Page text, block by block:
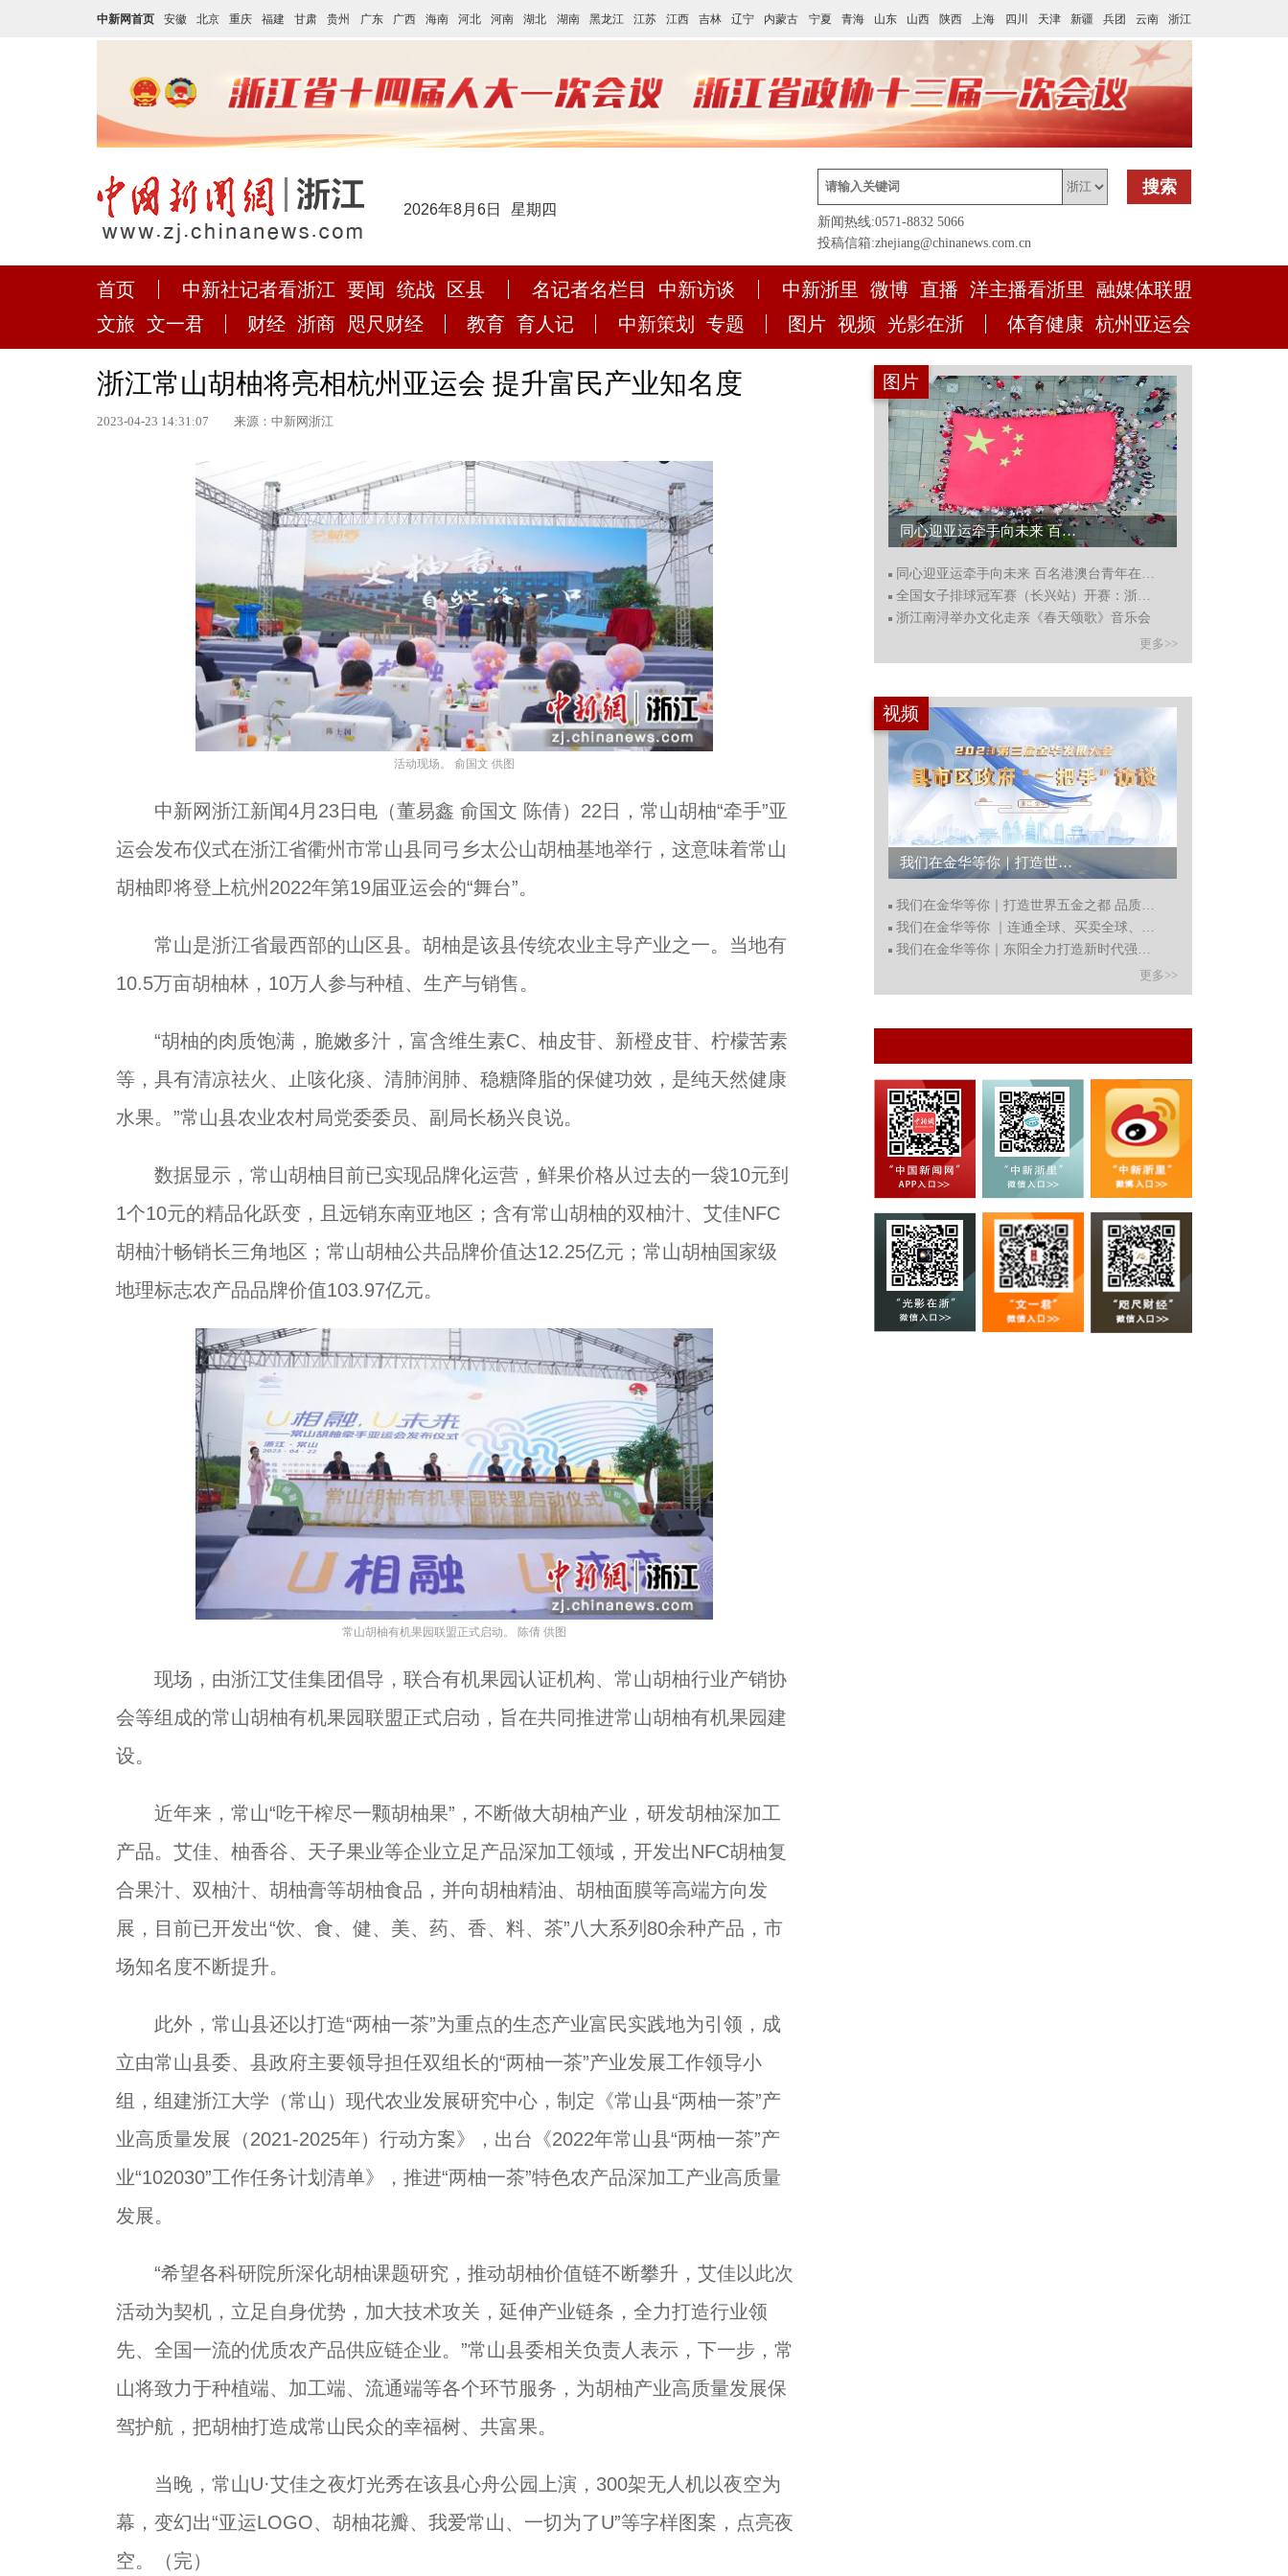
中新网首页 安徽 北京 重庆 福建 甘肃 贵州 广东 广西 海南 河北 河南 湖北 湖南 黑龙江 江苏 江西 吉林 辽宁 内蒙古 宁夏 青海 山东 山西 陕西 上海 四川 天津 新疆 兵团 云南 浙江
2026年8月6日 星期四
搜索
新闻热线:0571-8832 5066
投稿信箱:zhejiang@chinanews.com.cn
首页 中新社记者看浙江 要闻 统战 区县 名记者名栏目 中新访谈 中新浙里 微博 直播 洋主播看浙里
融媒体联盟
文旅 文一君 财经 浙商 咫尺财经 教育 育人记 中新策划 专题 图片 视频 光影在浙 体育健康 杭州亚运会
浙江常山胡柚将亮相杭州亚运会 提升富民产业知名度
2023-04-23 14:31:07 来源：中新网浙江
活动现场。 俞国文 供图
中新网浙江新闻4月23日电（董易鑫 俞国文 陈倩）22日，常山胡柚“牵手”亚
运会发布仪式在浙江省衢州市常山县同弓乡太公山胡柚基地举行，这意味着常山
胡柚即将登上杭州2022年第19届亚运会的“舞台”。
常山是浙江省最西部的山区县。胡柚是该县传统农业主导产业之一。当地有
10.5万亩胡柚林，10万人参与种植、生产与销售。
“胡柚的肉质饱满，脆嫩多汁，富含维生素C、柚皮苷、新橙皮苷、柠檬苦素
等，具有清凉祛火、止咳化痰、清肺润肺、稳糖降脂的保健功效，是纯天然健康
水果。”常山县农业农村局党委委员、副局长杨兴良说。
数据显示，常山胡柚目前已实现品牌化运营，鲜果价格从过去的一袋10元到
1个10元的精品化跃变，且远销东南亚地区；含有常山胡柚的双柚汁、艾佳NFC
胡柚汁畅销长三角地区；常山胡柚公共品牌价值达12.25亿元；常山胡柚国家级
地理标志农产品品牌价值103.97亿元。
常山胡柚有机果园联盟正式启动。 陈倩 供图
现场，由浙江艾佳集团倡导，联合有机果园认证机构、常山胡柚行业产销协
会等组成的常山胡柚有机果园联盟正式启动，旨在共同推进常山胡柚有机果园建
设。
近年来，常山“吃干榨尽一颗胡柚果”，不断做大胡柚产业，研发胡柚深加工
产品。艾佳、柚香谷、天子果业等企业立足产品深加工领域，开发出NFC胡柚复
合果汁、双柚汁、胡柚膏等胡柚食品，并向胡柚精油、胡柚面膜等高端方向发
展，目前已开发出“饮、食、健、美、药、香、料、茶”八大系列80余种产品，市
场知名度不断提升。
此外，常山县还以打造“两柚一茶”为重点的生态产业富民实践地为引领，成
立由常山县委、县政府主要领导担任双组长的“两柚一茶”产业发展工作领导小
组，组建浙江大学（常山）现代农业发展研究中心，制定《常山县“两柚一茶”产
业高质量发展（2021-2025年）行动方案》，出台《2022年常山县“两柚一茶”产
业“102030”工作任务计划清单》，推进“两柚一茶”特色农产品深加工产业高质量
发展。
“希望各科研院所深化胡柚课题研究，推动胡柚价值链不断攀升，艾佳以此次
活动为契机，立足自身优势，加大技术攻关，延伸产业链条，全力打造行业领
先、全国一流的优质农产品供应链企业。”常山县委相关负责人表示，下一步，常
山将致力于种植端、加工端、流通端等各个环节服务，为胡柚产业高质量发展保
驾护航，把胡柚打造成常山民众的幸福树、共富果。
当晚，常山U·艾佳之夜灯光秀在该县心舟公园上演，300架无人机以夜空为
幕，变幻出“亚运LOGO、胡柚花瓣、我爱常山、一切为了U”等字样图案，点亮夜
空。（完）
图片
同心迎亚运牵手向未来 百名港澳台青年在杭州燃情嗨走...
同心迎亚运牵手向未来 百名港澳台青年在杭州燃情嗨走
全国女子排球冠军赛（长兴站）开赛：浙江西塘不敌北京汽车
浙江南浔举办文化走亲《春天颂歌》音乐会
更多>>
视频
我们在金华等你｜打造世界五金之都 品质活力永康 奋力谱写高质量发展新篇章...
我们在金华等你｜打造世界五金之都 品质活力永康 奋力谱
我们在金华等你 ｜连通全球、买卖全球、服务全球 义乌正
我们在金华等你｜东阳全力打造新时代强市名城、建设共同
更多>>